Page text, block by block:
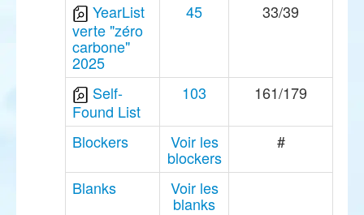
YearList
verte "zéro
carbone"
2025
45 33/39
Self-
Found List
103 161/179
Blockers Voir les
blockers
#
Blanks Voir les
blanks